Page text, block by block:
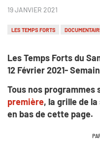
19 JANVIER 2021
LES TEMPS FORTS
Les Temps Forts du
12 Février 2021-
Tous nos programmes
première, la grille de
en bas de cette page.